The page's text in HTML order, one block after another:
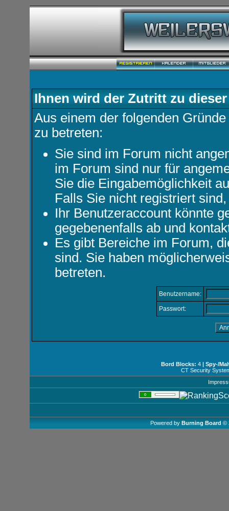
Ihnen wird der Zutritt zu
Aus einem der folgenden
zu betreten:
Sie sind im Forum nicht
im Forum sind nur für
Sie die Eingabemöglichkeit
Falls Sie nicht registriert
Ihr Benutzeraccount könnte
gegebenenfalls ab und
Es gibt Bereiche im Forum,
sind. Sie haben
betreten.
Benutzername:
Passwort:
Bord Blocks: 4 | Spy-/
CT Security
Powered by Burning Board ©